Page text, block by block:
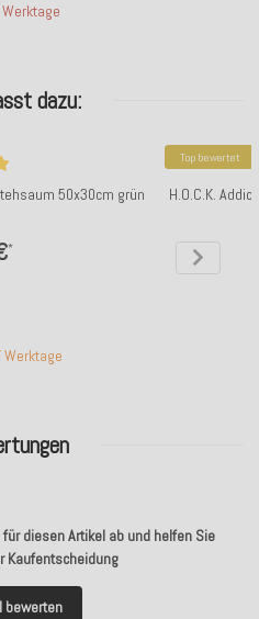
diesen Artikel ab und helfen Sie
Kaufentscheidung
bewerten
dazu:
50x30cm grün
*
Werktage
Top bewertet
H.O.C.K.